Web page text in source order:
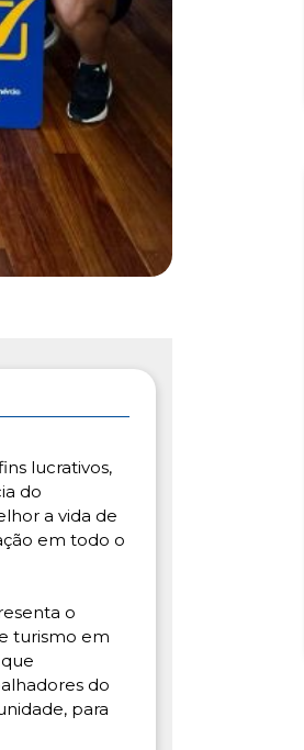
lucrativos,
do
a vida de
em todo o
o
turismo em
do
para